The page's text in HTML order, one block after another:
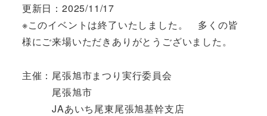
更新日：2025/11/17
※このイベントは終了いたしました。 多くの皆
様にご来場いただきありがとうございました。
主催：尾張旭市まつり実行委員会
尾張旭市
JAあいち尾東尾張旭基幹支店